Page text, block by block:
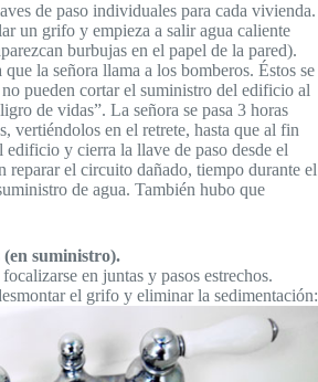
de paso individuales para cada vivienda.
un grifo y empieza a salir agua caliente
burbujas en el papel de la pared).
la señora llama a los bomberos. Éstos se
pueden cortar el suministro del edificio al
de vidas”. La señora se pasa 3 horas
vertiéndolos en el retrete, hasta que al fin
y cierra la llave de paso desde el
reparar el circuito dañado, tiempo durante el
de agua. También hubo que
suministro).
en juntas y pasos estrechos.
el grifo y eliminar la sedimentación: